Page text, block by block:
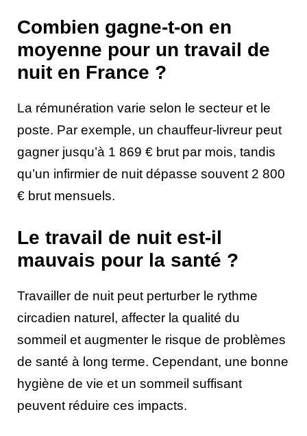
Combien gagne-t-on en
moyenne pour un travail de
nuit en France ?
La rémunération varie selon le secteur et le
poste. Par exemple, un chauffeur-livreur peut
gagner jusqu’à 1 869 € brut par mois, tandis
qu’un infirmier de nuit dépasse souvent 2 800
€ brut mensuels.
Le travail de nuit est-il
mauvais pour la santé ?
Travailler de nuit peut perturber le rythme
circadien naturel, affecter la qualité du
sommeil et augmenter le risque de problèmes
de santé à long terme. Cependant, une bonne
hygiène de vie et un sommeil suffisant
peuvent réduire ces impacts.